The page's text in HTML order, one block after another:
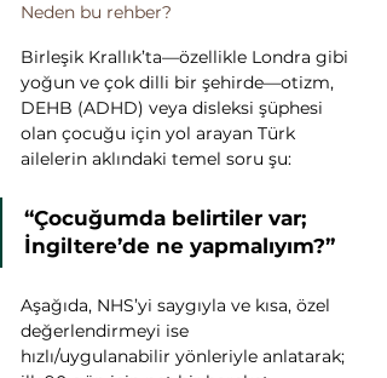
Neden bu rehber?
Birleşik Krallık’ta—özellikle Londra gibi
yoğun ve çok dilli bir şehirde—otizm,
DEHB (ADHD) veya disleksi şüphesi
olan çocuğu için yol arayan Türk
ailelerin aklındaki temel soru şu:
“Çocuğumda belirtiler var;
İngiltere’de ne yapmalıyım?”
Aşağıda, NHS’yi saygıyla ve kısa, özel
değerlendirmeyi ise
hızlı/uygulanabilir yönleriyle anlatarak;